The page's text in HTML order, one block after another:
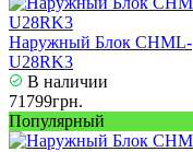
Наружный Блок CHML-
U28RK3
В наличии
71799грн.
Популярный